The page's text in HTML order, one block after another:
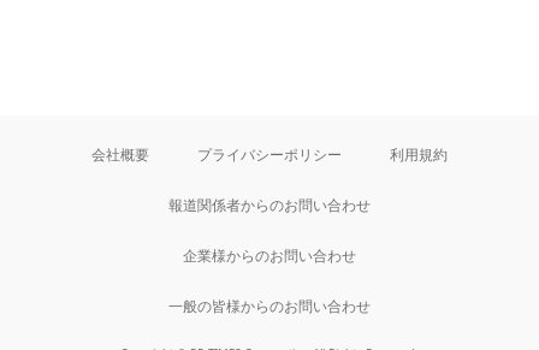
会社概要 プライバシーポリシー 利用規約
報道関係者からのお問い合わせ
企業様からのお問い合わせ
一般の皆様からのお問い合わせ